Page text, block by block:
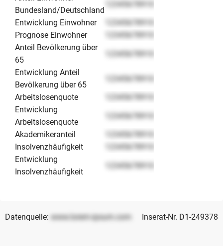
Bundesland/Deutschland
12345678910
Entwicklung Einwohner
12345678910
Prognose Einwohner
12345678910
Anteil Bevölkerung über
65
12345678910
Entwicklung Anteil
Bevölkerung über 65
12345678910
Arbeitslosenquote
12345678910
Entwicklung
Arbeitslosenquote
12345678910
Akademikeranteil
12345678910
Insolvenzhäufigkeit
12345678910
Entwicklung
Insolvenzhäufigkeit
12345678910
Datenquelle: www.lorem-ipsum.com Inserat-Nr. D1-249378